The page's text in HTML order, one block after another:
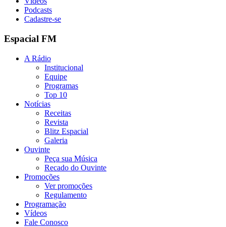
Podcasts
Cadastre-se
Espacial FM
A Rádio
Institucional
Equipe
Programas
Top 10
Notícias
Receitas
Revista
Blitz Espacial
Galeria
Ouvinte
Peça sua Música
Recado do Ouvinte
Promoções
Ver promoções
Regulamento
Programação
Vídeos
Fale Conosco